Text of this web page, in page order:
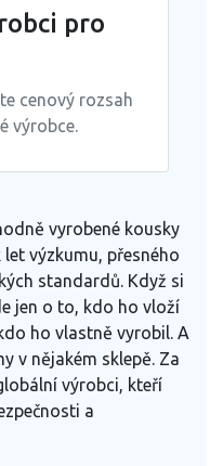
pro
cenový rozsah
výrobce.
vyrobené kousky
výzkumu, přesného
standardů. Když si
jen o to, kdo ho vloží
ho vlastně vyrobil. A
v nějakém sklepě. Za
výrobci, kteří
a